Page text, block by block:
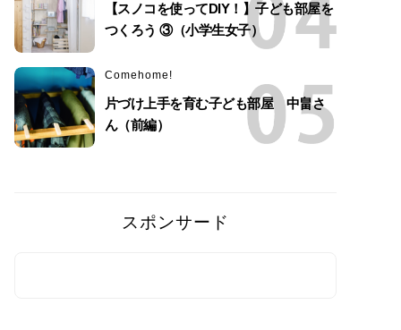
【スノコを使ってDIY！】子ども部屋を
つくろう ③（小学生女子）
Comehome!
片づけ上手を育む子ども部屋 中畠さ
ん（前編）
スポンサード